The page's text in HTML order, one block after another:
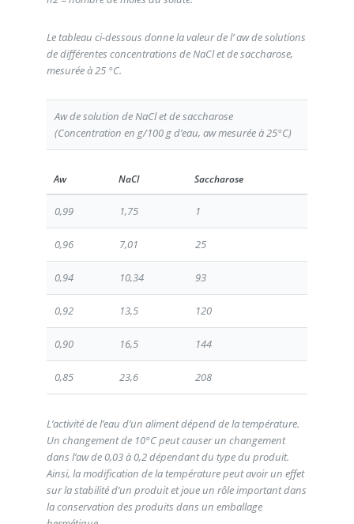
Le tableau ci-dessous donne la valeur de l’ aw de solutions
de différentes concentrations de NaCl et de saccharose,
mesurée à 25 °C.
Aw de solution de NaCl et de saccharose
(Concentration en g/100 g d’eau, aw mesurée à 25°C)
Aw NaCl Saccharose
0,99 1,75 1
0,96 7,01 25
0,94 10,34 93
0,92 13,5 120
0,90 16,5 144
0,85 23,6 208
L’activité de l’eau d’un aliment dépend de la température.
Un changement de 10°C peut causer un changement
dans l’aw de 0,03 à 0,2 dépendant du type du produit.
Ainsi, la modification de la température peut avoir un effet
sur la stabilité d’un produit et joue un rôle important dans
la conservation des produits dans un emballage